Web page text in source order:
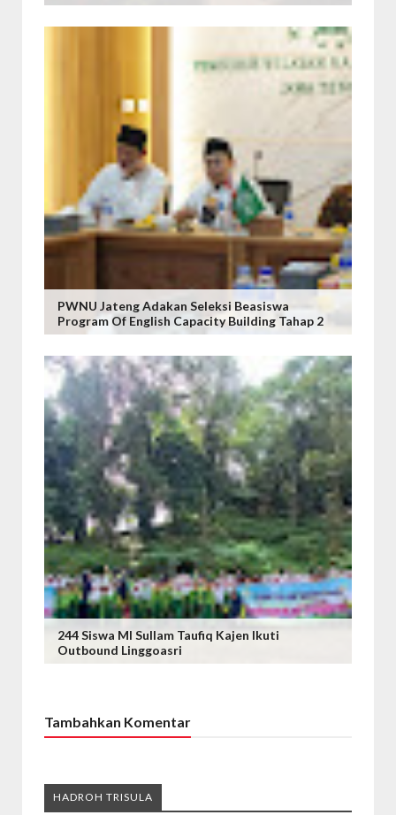
PWNU Jateng Adakan Seleksi Beasiswa
Program Of English Capacity Building Tahap 2
244 Siswa MI Sullam Taufiq Kajen Ikuti
Outbound Linggoasri
Tambahkan Komentar
HADROH TRISULA